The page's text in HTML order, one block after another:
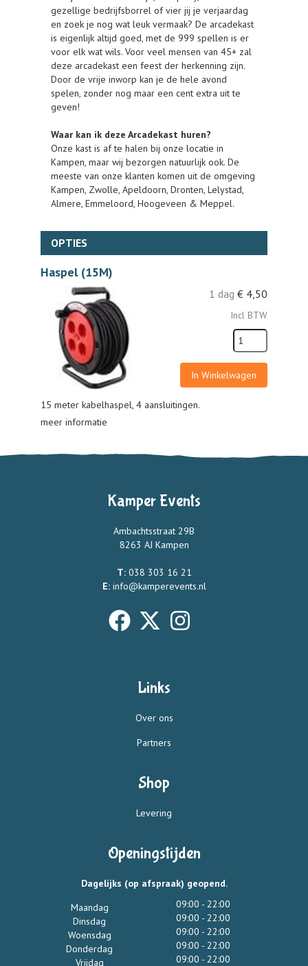
gezellige bedrijfsborrel of vier jij je verjaardag
en zoek je nog wat leuk vermaak? De arcadekast
is eigenlijk altijd goed, met de 999 spellen is er
voor elk wat wils. Voor veel mensen van 45+ zal
deze arcadekast een feest der herkenning zijn.
Door de vrije inworp kan je de hele avond
spelen, zonder nog maar een cent extra uit te
geven!
Waar kan ik deze Arcadekast huren?
Onze kast is af te halen bij onze locatie in
Kampen, maar wij bezorgen natuurlijk ook. De
meeste van onze klanten komen uit de omgeving
Kampen, Zwolle, Apeldoorn, Dronten, Lelystad,
Almere, Emmeloord, Hoogeveen & Meppel.
OPTIES
Haspel (15M)
1 dag € 4,50
Incl BTW
In Winkelwagen
15 meter kabelhaspel, 4 aansluitingen.
meer informatie
Kamper Events
Ambachtsstraat 29B
8263 AJ Kampen
T: 038 303 16 21
E: info@kamperevents.nl
Links
Over ons
Partners
Shop
Levering
Openingstijden
Dagelijks (op afspraak) geopend.
Maandag
Dinsdag
Woensdag
Donderdag
Vrijdag
09:00 - 22:00
09:00 - 22:00
09:00 - 22:00
09:00 - 22:00
09:00 - 22:00